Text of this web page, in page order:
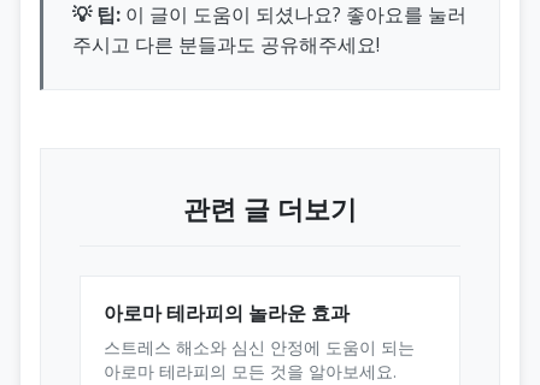
💡 팁: 이 글이 도움이 되셨나요? 좋아요를 눌러
주시고 다른 분들과도 공유해주세요!
관련 글 더보기
아로마 테라피의 놀라운 효과
스트레스 해소와 심신 안정에 도움이 되는
아로마 테라피의 모든 것을 알아보세요.